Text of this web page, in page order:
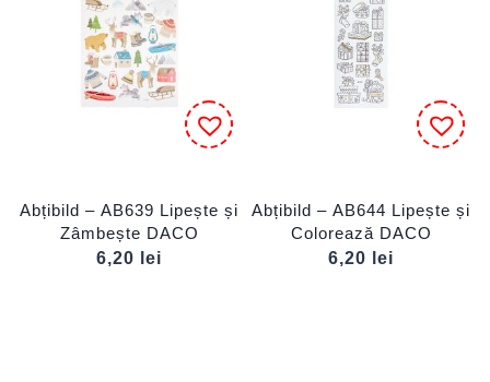
Abțibild – AB639 Lipește și
Zâmbește DACO
6,20
lei
Abțibild – AB644 Lipește și
Colorează DACO
6,20
lei